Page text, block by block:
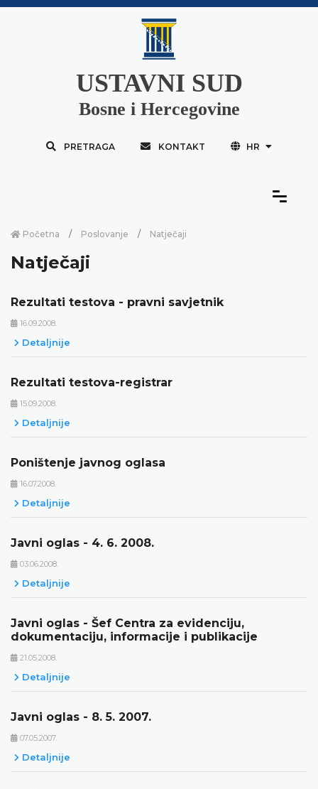
USTAVNI SUD
Bosne i Hercegovine
PRETRAGA KONTAKT HR
Početna Poslovanje Natječaji
Natječaji
Rezultati testova - pravni savjetnik
16.09.2008.
Detaljnije
Rezultati testova-registrar
15.09.2008.
Detaljnije
Poništenje javnog oglasa
16.07.2008.
Detaljnije
Javni oglas - 4. 6. 2008.
03.06.2008.
Detaljnije
Javni oglas - Šef Centra za evidenciju,
dokumentaciju, informacije i publikacije
21.05.2008.
Detaljnije
Javni oglas - 8. 5. 2007.
07.05.2007.
Detaljnije